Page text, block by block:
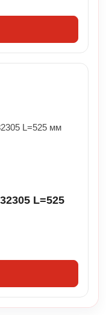
L=525